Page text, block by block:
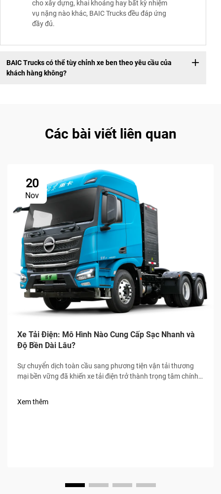
cho xây dựng, khai khoáng hay bất kỳ nhiệm
vụ nặng nào khác, BAIC Trucks đều đáp ứng
đầy đủ.
BAIC Trucks có thể tùy chỉnh xe ben theo yêu cầu của
khách hàng không?
Các bài viết liên quan
20
Nov
Xe Tải Điện: Mô Hình Nào Cung Cấp Sạc Nhanh và
Độ Bền Dài Lâu?
Sự chuyển dịch toàn cầu sang phương tiện vận tải thương
mại bền vững đã khiến xe tải điện trở thành trọng tâm chính
Xem thêm